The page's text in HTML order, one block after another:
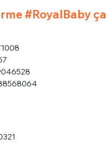
#RoyalBaby ça